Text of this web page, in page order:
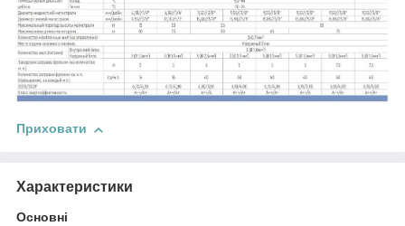
Приховати
Характеристики
Основні